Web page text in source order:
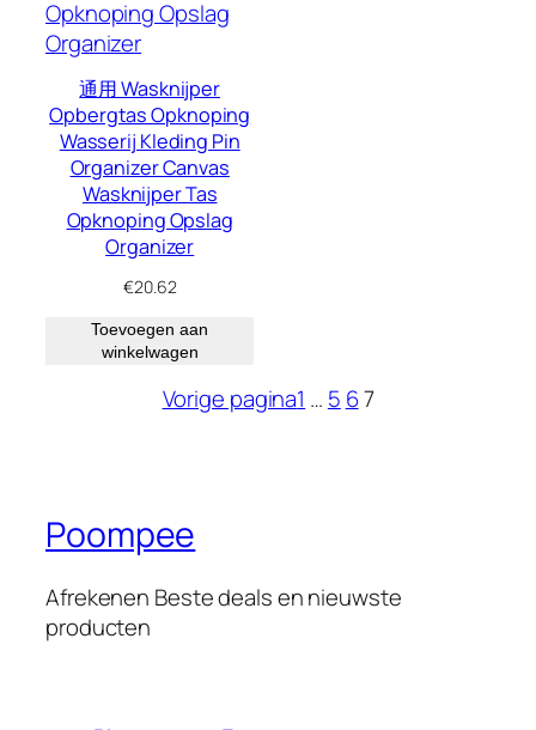
通用 Wasknijper
Opbergtas Opknoping
Wasserij Kleding Pin
Organizer Canvas
Wasknijper Tas
Opknoping Opslag
Organizer
€20.62
Toevoegen aan
winkelwagen
Vorige pagina1 … 5 67
Poompee
Afrekenen Beste deals en nieuwste
producten